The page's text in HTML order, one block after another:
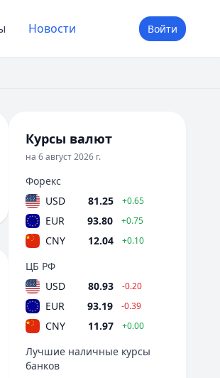
Новости Войти
Курсы валют
на 6 август 2026 г.
Форекс
USD
81.25 +0.65
EUR 93.80 +0.75
CNY 12.04 +0.10
ЦБ РФ
USD
80.93 -0.20
EUR 93.19 -0.39
CNY 11.97 +0.00
Лучшие наличные курсы
банков